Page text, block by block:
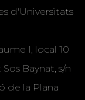
d'Universitats
I, local 10
Baynat, s/n
de la Plana